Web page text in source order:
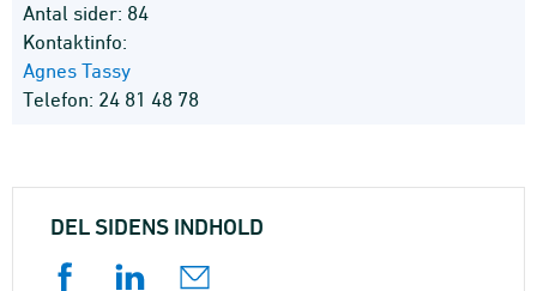
Antal sider: 84
Kontaktinfo:
Agnes Tassy
Telefon: 24 81 48 78
DEL SIDENS INDHOLD